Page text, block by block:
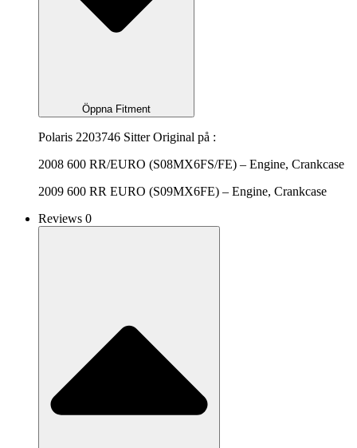
Öppna Fitment
Polaris 2203746 Sitter Original på :
2008 600 RR/EURO (S08MX6FS/FE) – Engine, Crankcase
2009 600 RR EURO (S09MX6FE) – Engine, Crankcase
Reviews 0